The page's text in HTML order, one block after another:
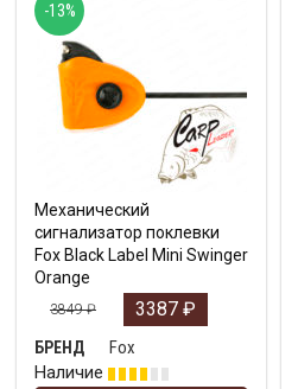
Механический
сигнализатор поклевки
Fox Black Label Mini Swinger
Orange
3849₽ 3387 ₽
БРЕНД
Fox
Наличие
-13%